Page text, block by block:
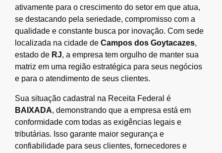
ativamente para o crescimento do setor em que atua,
se destacando pela seriedade, compromisso com a
qualidade e constante busca por inovação. Com sede
localizada na cidade de Campos dos Goytacazes,
estado de RJ, a empresa tem orgulho de manter sua
matriz em uma região estratégica para seus negócios
e para o atendimento de seus clientes.
Sua situação cadastral na Receita Federal é
BAIXADA, demonstrando que a empresa está em
conformidade com todas as exigências legais e
tributárias. Isso garante maior segurança e
confiabilidade para seus clientes, fornecedores e